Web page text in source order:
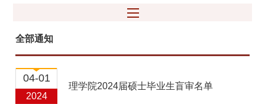
全部通知
04-01
2024
理学院2024届硕士毕业生盲审名单